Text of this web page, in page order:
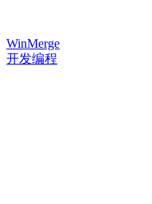
WinMerge
开发编程